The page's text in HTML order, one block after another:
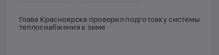
Глава Красноярска проверил подготовку системы
теплоснабжения к зиме